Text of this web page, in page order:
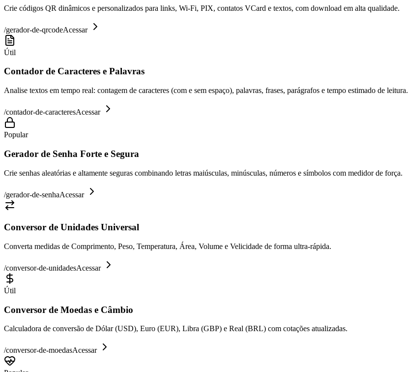
Crie códigos QR dinâmicos e personalizados para links, Wi-Fi, PIX, contatos VCard e textos, com download em alta qualidade.
/gerador-de-qrcodeAcessar
Útil
Contador de Caracteres e Palavras
Analise textos em tempo real: contagem de caracteres (com e sem espaço), palavras, frases, parágrafos e tempo estimado de leitura.
/contador-de-caracteresAcessar
Popular
Gerador de Senha Forte e Segura
Crie senhas aleatórias e altamente seguras combinando letras maiúsculas, minúsculas, números e símbolos com medidor de força.
/gerador-de-senhaAcessar
Conversor de Unidades Universal
Converta medidas de Comprimento, Peso, Temperatura, Área, Volume e Velicidade de forma ultra-rápida.
/conversor-de-unidadesAcessar
Útil
Conversor de Moedas e Câmbio
Calculadora de conversão de Dólar (USD), Euro (EUR), Libra (GBP) e Real (BRL) com cotações atualizadas.
/conversor-de-moedasAcessar